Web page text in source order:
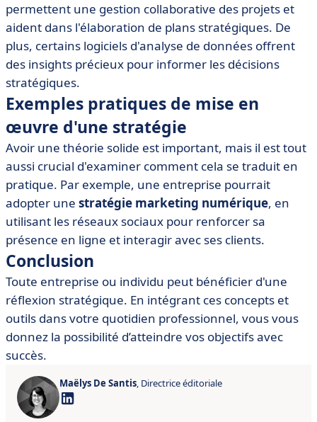
permettent une gestion collaborative des projets et
aident dans l'élaboration de plans stratégiques. De
plus, certains logiciels d'analyse de données offrent
des insights précieux pour informer les décisions
stratégiques.
Exemples pratiques de mise en
œuvre d'une stratégie
Avoir une théorie solide est important, mais il est tout
aussi crucial d'examiner comment cela se traduit en
pratique. Par exemple, une entreprise pourrait
adopter une stratégie marketing numérique, en
utilisant les réseaux sociaux pour renforcer sa
présence en ligne et interagir avec ses clients.
Conclusion
Toute entreprise ou individu peut bénéficier d'une
réflexion stratégique. En intégrant ces concepts et
outils dans votre quotidien professionnel, vous vous
donnez la possibilité d’atteindre vos objectifs avec
succès.
Maëlys De Santis, Directrice éditoriale